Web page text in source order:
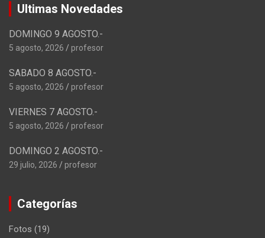
Ultimas Novedades
DOMINGO 9 AGOSTO.-
5 agosto, 2026 profesor
SABADO 8 AGOSTO.-
5 agosto, 2026 profesor
VIERNES 7 AGOSTO.-
5 agosto, 2026 profesor
DOMINGO 2 AGOSTO.-
29 julio, 2026 profesor
Categorías
Fotos (19)